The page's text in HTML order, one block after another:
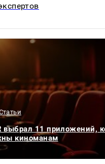
выбрал 11 приложений,
киноманам